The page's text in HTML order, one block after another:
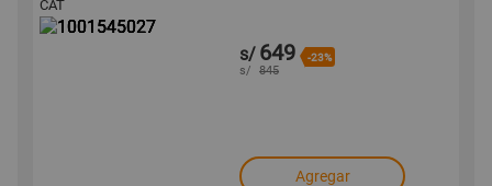
CAT
s/ 649 -23%
s/ 845
Agregar